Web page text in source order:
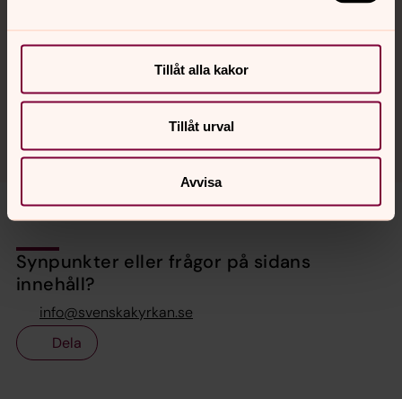
Tillåt alla kakor
Tillåt urval
Avvisa
Länna kyrka
Se fler kommande händelser
Synpunkter eller frågor på sidans
innehåll?
info@svenskakyrkan.se
Dela